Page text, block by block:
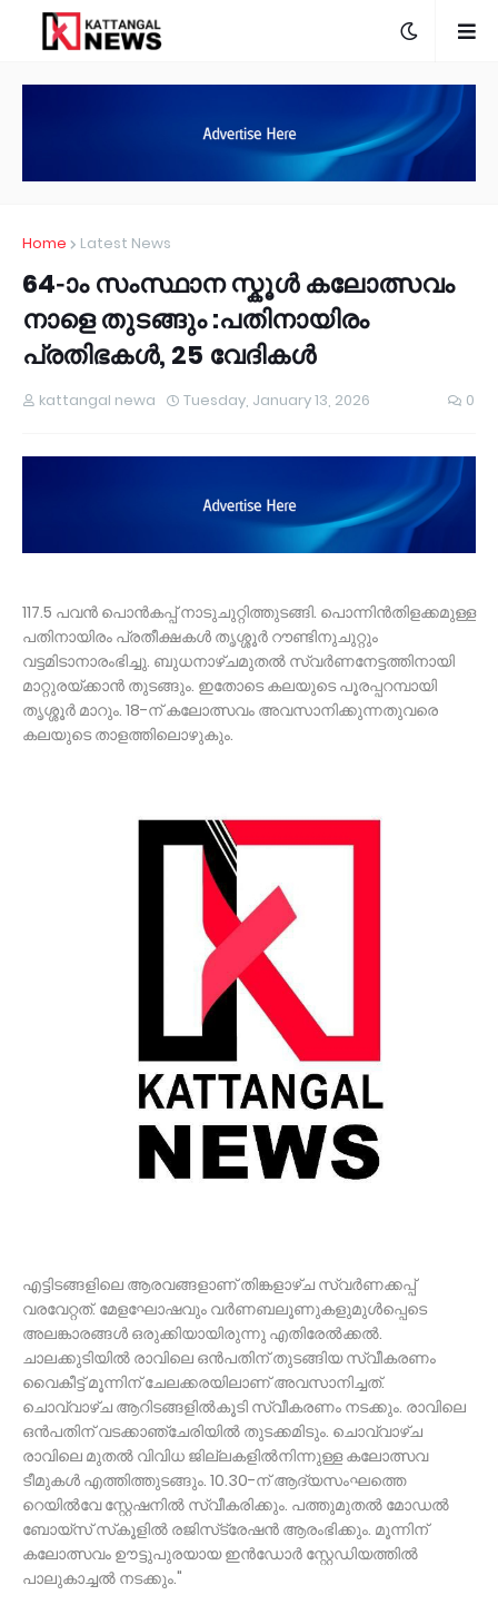
Home Latest News
64-ാം സംസ്ഥാന സ്കൂൾ കലോത്സവം
നാളെ തുടങ്ങും :പതിനായിരം
പ്രതിഭകൾ, 25 വേദികൾ
kattangal newa Tuesday, January 13, 2026 0
117.5 പവൻ പൊൻകപ്പ് നാടുചുറ്റിത്തുടങ്ങി. പൊന്നിൻതിളക്കമുള്ള
പതിനായിരം പ്രതീക്ഷകൾ തൃശ്ശൂർ റൗണ്ടിനുചുറ്റും
വട്ടമിടാനാരംഭിച്ചു. ബുധനാഴ്ചമുതൽ സ്വർണനേട്ടത്തിനായി
മാറ്റുരയ്ക്കാൻ തുടങ്ങും. ഇതോടെ കലയുടെ പൂരപ്പറമ്പായി
തൃശ്ശൂർ മാറും. 18-ന് കലോത്സവം അവസാനിക്കുന്നതുവരെ
കലയുടെ താളത്തിലൊഴുകും.
എട്ടിടങ്ങളിലെ ആരവങ്ങളാണ് തിങ്കളാഴ്ച സ്വർണക്കപ്പ്
വരവേറ്റത്. മേളഘോഷവും വർണബലൂണുകളുമുൾപ്പെടെ
അലങ്കാരങ്ങൾ ഒരുക്കിയായിരുന്നു എതിരേൽക്കൽ.
ചാലക്കുടിയിൽ രാവിലെ ഒൻപതിന് തുടങ്ങിയ സ്വീകരണം
വൈകീട്ട് മൂന്നിന് ചേലക്കരയിലാണ് അവസാനിച്ചത്.
ചൊവ്വാഴ്ച ആറിടങ്ങളിൽകൂടി സ്വീകരണം നടക്കും. രാവിലെ
ഒൻപതിന് വടക്കാഞ്ചേരിയിൽ തുടക്കമിടും. ചൊവ്വാഴ്ച
രാവിലെ മുതൽ വിവിധ ജില്ലകളിൽനിന്നുള്ള കലോത്സവ
ടീമുകൾ എത്തിത്തുടങ്ങും. 10.30-ന് ആദ്യസംഘത്തെ
റെയിൽവേ സ്റ്റേഷനിൽ സ്വീകരിക്കും. പത്തുമുതൽ മോഡൽ
ബോയ്‌സ് സ്‌കൂളിൽ രജിസ്‌ട്രേഷൻ ആരംഭിക്കും. മൂന്നിന്
കലോത്സവം ഊട്ടുപുരയായ ഇൻഡോർ സ്റ്റേഡിയത്തിൽ
പാലുകാച്ചൽ നടക്കും."